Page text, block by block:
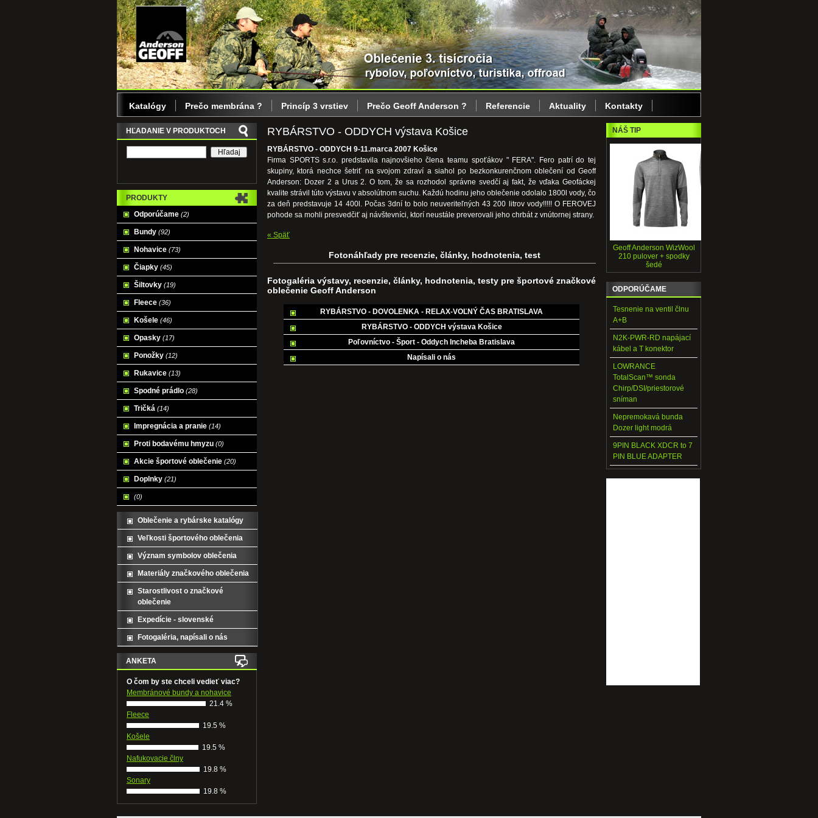
RYBÁRSTVO - ODDYCH výstava Košice
RYBÁRSTVO - ODDYCH 9-11.marca 2007 Košice
Firma SPORTS s.r.o. predstavila najnovšieho člena teamu spoťákov " FERA". Fero patrí do tej
skupiny, ktorá nechce šetriť na svojom zdraví a siahol po bezkonkurenčnom oblečení od Geoff
Anderson: Dozer 2 a Urus 2. O tom, že sa rozhodol správne svedčí aj fakt, že vďaka Geofáckej
kvalite strávil túto výstavu v absolútnom suchu. Každú hodinu jeho oblečenie odolalo 1800l vody, čo
za deň predstavuje 14 400l. Počas 3dní to bolo neuveriteľných 43 200 litrov vody!!!!! O FEROVEJ
pohode sa mohli presvedčiť aj návštevníci, ktorí neustále preverovali jeho chrbát z vnútornej strany.
« Späť
Fotonáhľady pre recenzie, články, hodnotenia, test
Fotogaléria výstavy, recenzie, články, hodnotenia, testy pre športové značkové
oblečenie Geoff Anderson
RYBÁRSTVO - DOVOLENKA - RELAX-VOĽNÝ ČAS BRATISLAVA
RYBÁRSTVO - ODDYCH výstava Košice
Poľovníctvo - Šport - Oddych Incheba Bratislava
Napísali o nás
HĽADANIE V PRODUKTOCH
PRODUKTY
Odporúčame (2)
Bundy (92)
Nohavice (73)
Čiapky (45)
Šiltovky (19)
Fleece (36)
Košele (46)
Opasky (17)
Ponožky (12)
Rukavice (13)
Spodné prádlo (28)
Tričká (14)
Impregnácia a pranie (14)
Proti bodavému hmyzu (0)
Akcie športové oblečenie (20)
Doplnky (21)
(0)
Oblečenie a rybárske katalógy
Veľkosti športového oblečenia
Význam symbolov oblečenia
Materiály značkového oblečenia
Starostlivost o značkové
oblečenie
Expedície - slovenské
Fotogaléria, napísali o nás
ANKETA
O čom by ste chceli vedieť viac?
Membránové bundy a nohavice
21.4 %
Fleece
19.5 %
Košele
19.5 %
Nafukovacie člny
19.8 %
Sonary
19.8 %
NÁŠ TIP
Geoff Anderson WizWool
210 pulover + spodky
šedé
ODPORÚČAME
Tesnenie na ventil člnu
A+B
N2K-PWR-RD napájací
kábel a T konektor
LOWRANCE
TotalScan™ sonda
Chirp/DSI/priestorové
sníman
Nepremokavá bunda
Dozer light modrá
9PIN BLACK XDCR to 7
PIN BLUE ADAPTER
Katalógy Prečo membrána ? Princíp 3 vrstiev Prečo Geoff Anderson ? Referencie Aktuality Kontakty